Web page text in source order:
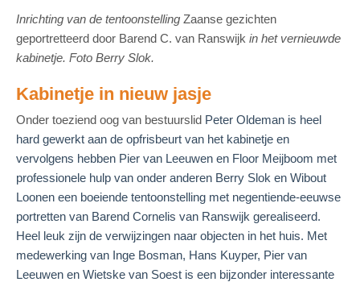
Inrichting van de tentoonstelling Zaanse gezichten
geportretteerd door Barend C. van Ranswijk in het vernieuwde
kabinetje. Foto Berry Slok.
Kabinetje in nieuw jasje
Onder toeziend oog van bestuurslid Peter Oldeman is heel
hard gewerkt aan de opfrisbeurt van het kabinetje en
vervolgens hebben Pier van Leeuwen en Floor Meijboom met
professionele hulp van onder anderen Berry Slok en Wibout
Loonen een boeiende tentoonstelling met negentiende-eeuwse
portretten van Barend Cornelis van Ranswijk gerealiseerd.
Heel leuk zijn de verwijzingen naar objecten in het huis. Met
medewerking van Inge Bosman, Hans Kuyper, Pier van
Leeuwen en Wietske van Soest is een bijzonder interessante